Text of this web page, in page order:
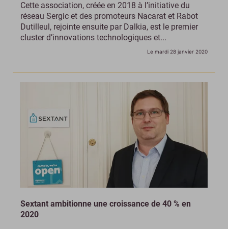
Cette association, créée en 2018 à l’initiative du
réseau Sergic et des promoteurs Nacarat et Rabot
Dutilleul, rejointe ensuite par Dalkia, est le premier
cluster d’innovations technologiques et...
Le mardi 28 janvier 2020
Sextant ambitionne une croissance de 40 % en
2020